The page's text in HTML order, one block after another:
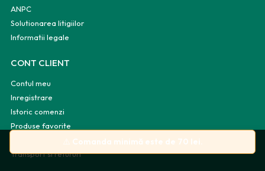
⚠️ Comanda minimă este de 70 lei.
ANPC
Solutionarea litigiilor
Informatii legale
CONT CLIENT
Contul meu
Inregistrare
Istoric comenzi
Produse favorite
Metode de plata
Transport si retururi